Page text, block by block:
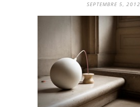
SEPTEMBRE 5, 2012